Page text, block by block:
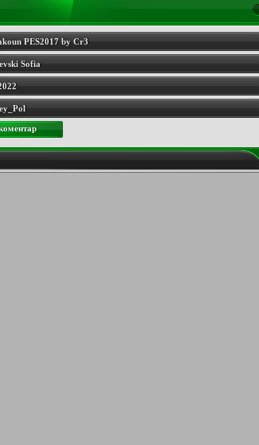
PES2017 by Cr3
Sofia